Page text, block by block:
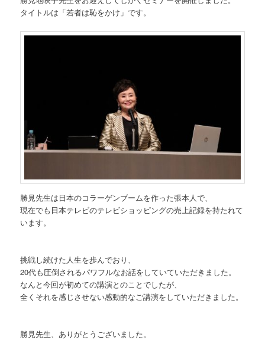
タイトルは「若者は恥をかけ」です。
勝見先生は日本のコラーゲンブームを作った張本人で、
現在でも日本テレビのテレビショッピングの売上記録を持たれて
います。
挑戦し続けた人生を歩んでおり、
20代も圧倒されるパワフルなお話をしていていただきました。
なんと今回が初めての講演とのことでしたが、
全くそれを感じさせない感動的なご講演をしていただきました。
勝見先生、ありがとうございました。